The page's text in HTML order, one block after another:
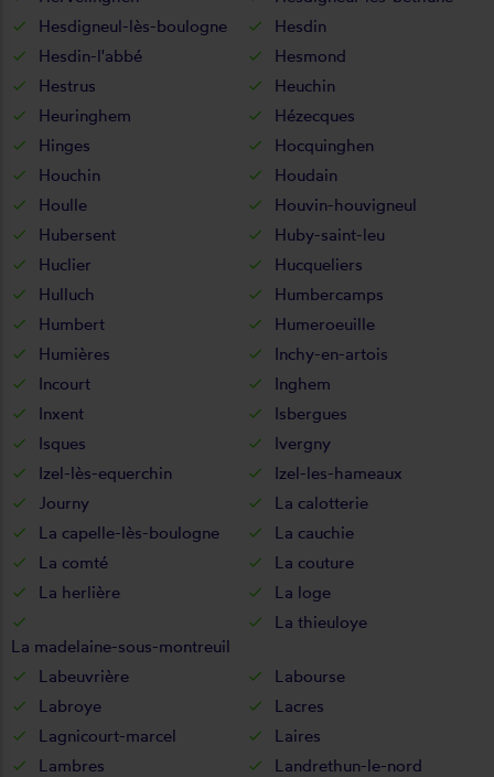
Hesdigneul-lès-boulogne
Hesdin
Hesdin-l'abbé
Hesmond
Hestrus
Heuchin
Heuringhem
Hézecques
Hinges
Hocquinghen
Houchin
Houdain
Houlle
Houvin-houvigneul
Hubersent
Huby-saint-leu
Huclier
Hucqueliers
Hulluch
Humbercamps
Humbert
Humeroeuille
Humières
Inchy-en-artois
Incourt
Inghem
Inxent
Isbergues
Isques
Ivergny
Izel-lès-equerchin
Izel-les-hameaux
Journy
La calotterie
La capelle-lès-boulogne
La cauchie
La comté
La couture
La herlière
La loge
La madelaine-sous-montreuil
La thieuloye
Labeuvrière
Labourse
Labroye
Lacres
Lagnicourt-marcel
Laires
Lambres
Landrethun-le-nord